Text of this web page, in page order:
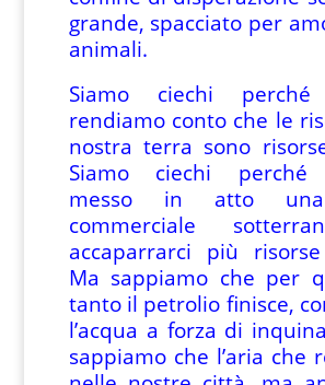
grande, spacciato per
animali.
Siamo ciechi
rendiamo conto che le
nostra terra sono
Siamo ciechi perché
messo in atto
commerciale
accaparrarci più
Ma sappiamo che per
tanto il petrolio finisce,
l’acqua a forza di
sappiamo che l’aria che